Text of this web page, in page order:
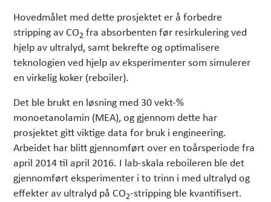
Hovedmålet med dette prosjektet er å forbedre
stripping av CO2 fra absorbenten før resirkulering ved
hjelp av ultralyd, samt bekrefte og optimalisere
teknologien ved hjelp av eksperimenter som simulerer
en virkelig koker (reboiler).
Det ble brukt en løsning med 30 vekt-%
monoetanolamin (MEA), og gjennom dette har
prosjektet gitt viktige data for bruk i engineering.
Arbeidet har blitt gjennomført over en toårsperiode fra
april 2014 til april 2016. I lab-skala reboileren ble det
gjennomført eksperimenter i to trinn i med ultralyd og
effekter av ultralyd på CO2-stripping ble kvantifisert.